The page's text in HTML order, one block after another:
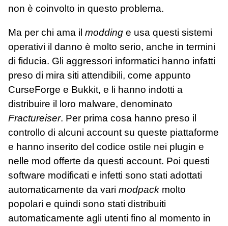
non è coinvolto in questo problema.
Ma per chi ama il modding e usa questi sistemi
operativi il danno è molto serio, anche in termini
di fiducia. Gli aggressori informatici hanno infatti
preso di mira siti attendibili, come appunto
CurseForge e Bukkit, e li hanno indotti a
distribuire il loro malware, denominato
Fractureiser. Per prima cosa hanno preso il
controllo di alcuni account su queste piattaforme
e hanno inserito del codice ostile nei plugin e
nelle mod offerte da questi account. Poi questi
software modificati e infetti sono stati adottati
automaticamente da vari modpack molto
popolari e quindi sono stati distribuiti
automaticamente agli utenti fino al momento in